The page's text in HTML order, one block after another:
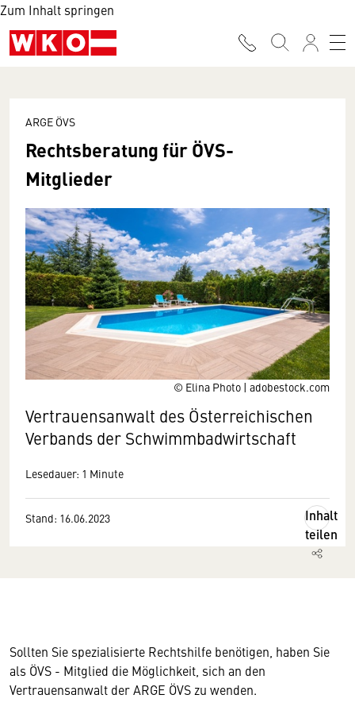
Zum Inhalt springen
© Elina Photo | adobestock.com
ARGE ÖVS
Rechtsberatung für ÖVS-
Mitglieder
Vertrauensanwalt des Österreichischen
Verbands der Schwimmbadwirtschaft
Lesedauer: 1 Minute
Stand: 16.06.2023
Inhalt
teilen
Sollten Sie spezialisierte Rechtshilfe benötigen, haben Sie
als ÖVS - Mitglied die Möglichkeit, sich an den
Vertrauensanwalt der ARGE ÖVS zu wenden.